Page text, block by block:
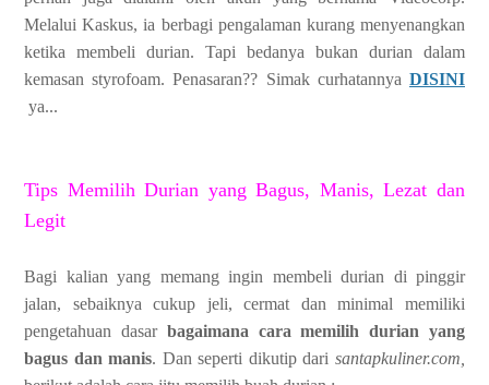
Melalui Kaskus, ia berbagi pengalaman kurang menyenangkan
ketika membeli durian. Tapi bedanya bukan durian dalam
kemasan styrofoam. Penasaran?? Simak curhatannya DISINI
ya...
Tips Memilih Durian yang Bagus, Manis, Lezat dan
Legit
Bagi kalian yang memang ingin membeli durian di pinggir
jalan, sebaiknya cukup jeli, cermat dan minimal memiliki
pengetahuan dasar bagaimana cara memilih durian yang
bagus dan manis. Dan seperti dikutip darisantapkuliner.com,